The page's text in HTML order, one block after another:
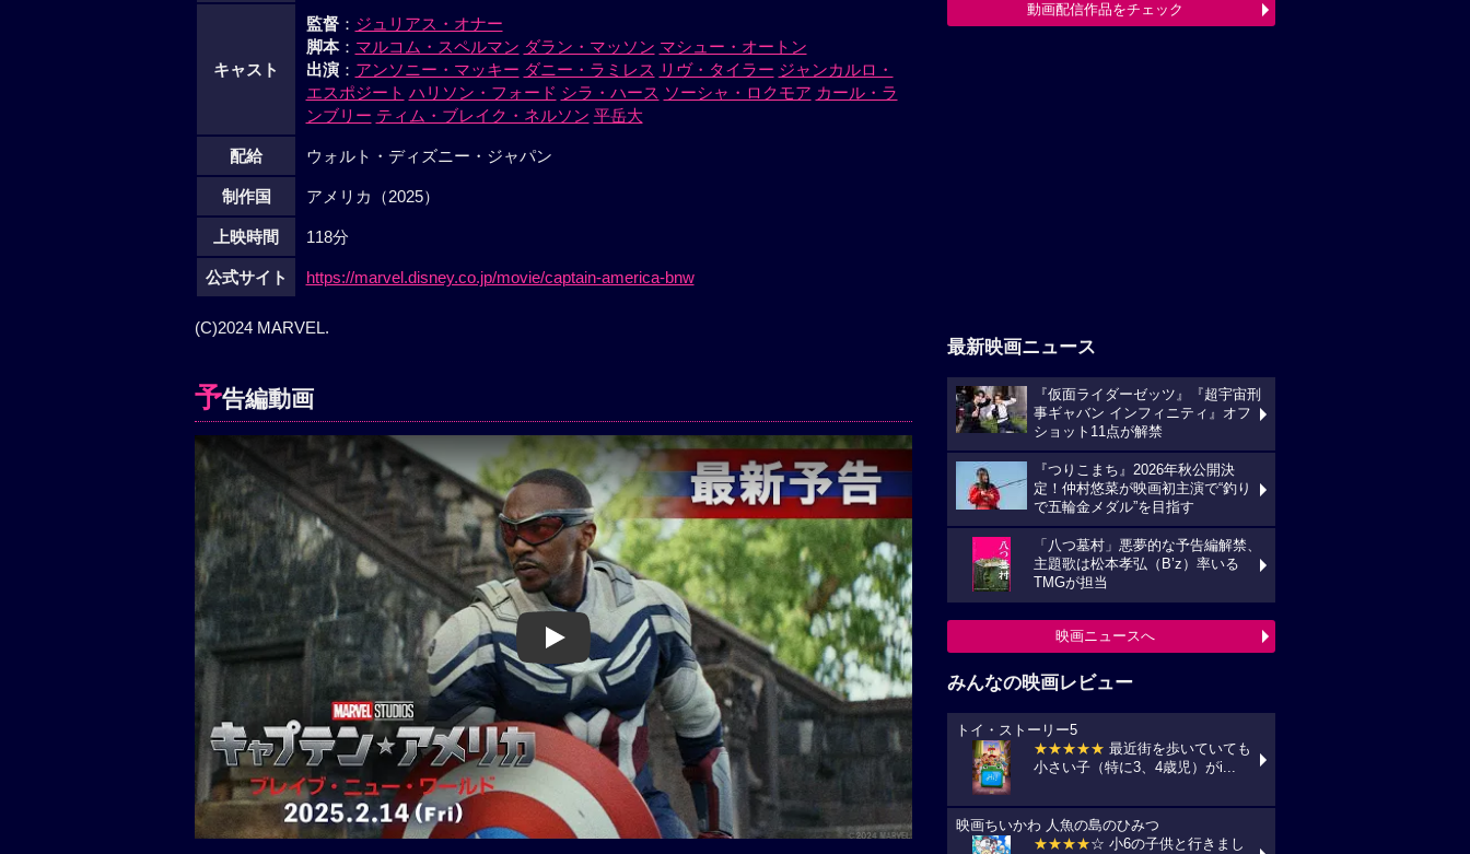
キャスト
監督： ジュリアス・オナー
脚本： マルコム・スペルマン ダラン・マッソン マシュー・オートン
出演： アンソニー・マッキー ダニー・ラミレス リヴ・タイラー ジャンカルロ・
エスポジート ハリソン・フォード シラ・ハース ソーシャ・ロクモア カール・ラ
ンブリー ティム・ブレイク・ネルソン 平岳大
配給 ウォルト・ディズニー・ジャパン
制作国 アメリカ（2025）
上映時間 118分
公式サイト https://marvel.disney.co.jp/movie/captain-america-bnw
(C)2024 MARVEL.
予告編動画
Play
動画配信作品をチェック
最新映画ニュース
『仮面ライダーゼッツ』『超宇宙刑
事ギャバン インフィニティ』オフ
ショット11点が解禁
『つりこまち』2026年秋公開決
定！仲村悠菜が映画初主演で“釣り
で五輪金メダル”を目指す
「八つ墓村」悪夢的な予告編解禁、
主題歌は松本孝弘（B’z）率いる
TMGが担当
映画ニュースへ
みんなの映画レビュー
トイ・ストーリー5
★★★★★ 最近街を歩いていても
小さい子（特に3、4歳児）がi...
映画ちいかわ 人魚の島のひみつ
★★★★☆ 小6の子供と行きまし